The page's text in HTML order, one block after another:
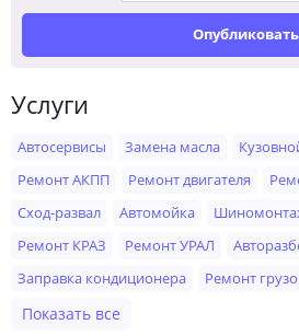
Опубликовать
Услуги
Автосервисы Замена масла
Ремонт АКПП
Ремонт двигателя
Сход-развал
Автомойка
Ремонт КРАЗ
Ремонт УРАЛ
Заправка кондиционера
Ремонт
Показать все